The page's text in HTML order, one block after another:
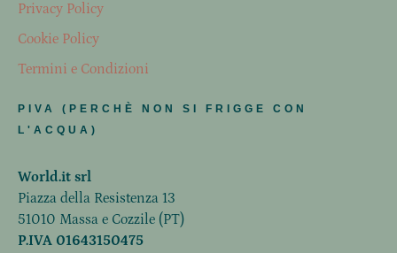
Privacy Policy
Cookie Policy
Termini e Condizioni
PIVA (PERCHÈ NON SI FRIGGE CON
L'ACQUA)
World.it srl
Piazza della Resistenza 13
51010 Massa e Cozzile (PT)
P.IVA 01643150475